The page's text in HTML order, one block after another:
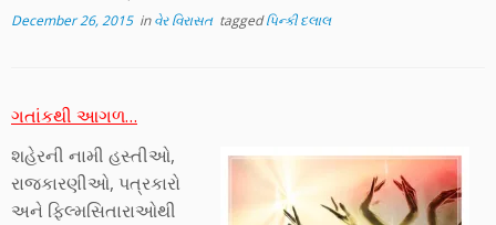
December 26, 2015inવેર વિરાસત taggedપિન્કી દલાલ
ગતાંકથી આગળ…
શહેરની નામી હસ્તીઓ,
રાજકારણીઓ, પત્રકારો
અને ફિલ્મસિતારાઓથી